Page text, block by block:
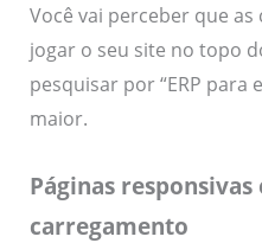
Você vai perceber que
jogar o seu site no topo
pesquisar por “ERP para
maior.
Páginas
carregamento